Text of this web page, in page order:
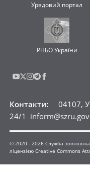
Урядовий портал
РНБО України
Контакти:
04107,
24/1
© 2020 -2026 Служба
ліцензією Creative Commons